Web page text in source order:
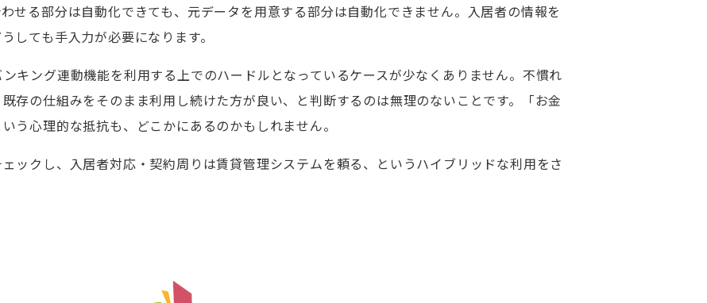
せる部分は自動化できても、元データを用意する部分は自動化できません。入居者の情報を
しても手入力が必要になります。
キング連動機能を利用する上でのハードルとなっているケースが少なくありません。不慣れ
存の仕組みをそのまま利用し続けた方が良い、と判断するのは無理のないことです。「お金
う心理的な抵抗も、どこかにあるのかもしれません。
ックし、入居者対応・契約周りは賃貸管理システムを頼る、というハイブリッドな利用をさ